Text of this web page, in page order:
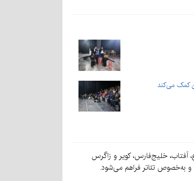
کمک می‌کند
مختلف کشور، توضیح داد: در این راستا کشور به ۶ منطقۀ کاسپین، طلوع، آفتاب، خلیج‌فارس، کویر و زاگرس
و به‌خصوص تئاتر فراهم می‌شود.